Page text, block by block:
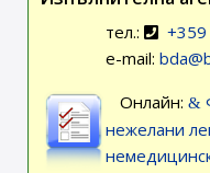
тел.:
e-mail:
Онлайн:
нежелани